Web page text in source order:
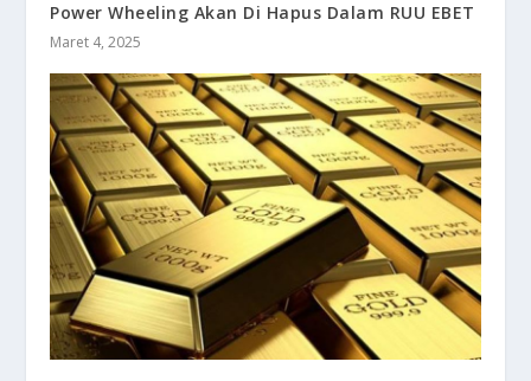
Power Wheeling Akan Di Hapus Dalam RUU EBET
Maret 4, 2025